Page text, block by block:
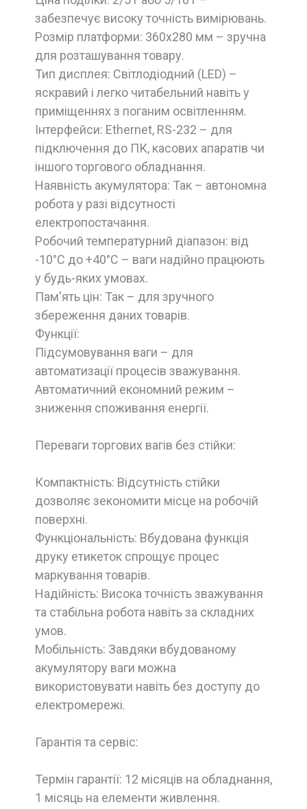
забезпечує високу точність вимірювань.
Розмір платформи: 360х280 мм – зручна
для розташування товару.
Тип дисплея: Світлодіодний (LED) –
яскравий і легко читабельний навіть у
приміщеннях з поганим освітленням.
Інтерфейси: Ethernet, RS-232 – для
підключення до ПК, касових апаратів чи
іншого торгового обладнання.
Наявність акумулятора: Так – автономна
робота у разі відсутності
електропостачання.
Робочий температурний діапазон: від
-10°C до +40°C – ваги надійно працюють
у будь-яких умовах.
Пам'ять цін: Так – для зручного
збереження даних товарів.
Функції:
Підсумовування ваги – для
автоматизації процесів зважування.
Автоматичний економний режим –
зниження споживання енергії.
Переваги торгових вагів без стійки:
Компактність: Відсутність стійки
дозволяє зекономити місце на робочій
поверхні.
Функціональність: Вбудована функція
друку етикеток спрощує процес
маркування товарів.
Надійність: Висока точність зважування
та стабільна робота навіть за складних
умов.
Мобільність: Завдяки вбудованому
акумулятору ваги можна
використовувати навіть без доступу до
електромережі.
Гарантія та сервіс:
Термін гарантії: 12 місяців на обладнання,
1 місяць на елементи живлення.